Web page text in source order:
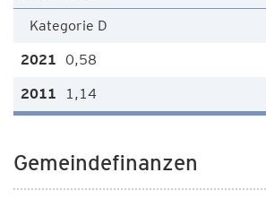
Kategorie D
0,58
1,14
Gemeindefinanzen